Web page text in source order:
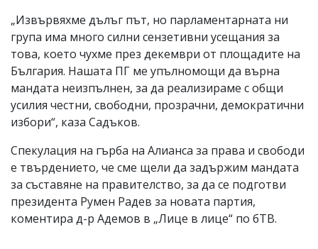
„Извървяхме дълъг път, но парламентарната ни
група има много силни сензетивни усещания за
това, което чухме през декември от площадите на
България. Нашата ПГ ме упълномощи да върна
мандата неизпълнен, за да реализираме с общи
усилия честни, свободни, прозрачни, демократични
избори“, каза Садъков.
Спекулация на гърба на Алианса за права и свободи
е твърдението, че сме щели да задържим мандата
за съставяне на правителство, за да се подготви
президента Румен Радев за новата партия,
коментира д-р Адемов в „Лице в лице“ по бТВ.